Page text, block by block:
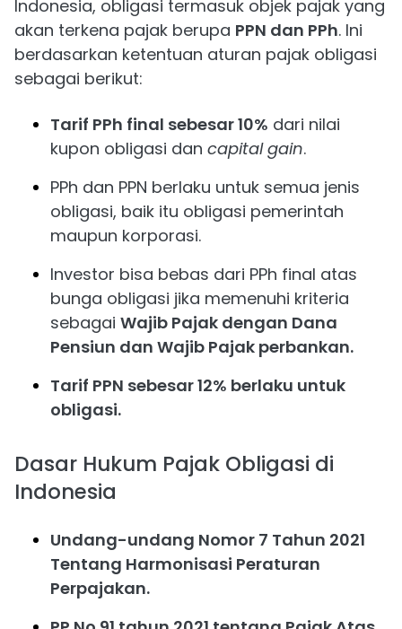
Indonesia, obligasi termasuk objek pajak yang
akan terkena pajak berupa PPN dan PPh. Ini
berdasarkan ketentuan aturan pajak obligasi
sebagai berikut:
Tarif PPh final sebesar 10% dari nilai
kupon obligasi dan capital gain.
PPh dan PPN berlaku untuk semua jenis
obligasi, baik itu obligasi pemerintah
maupun korporasi.
Investor bisa bebas dari PPh final atas
bunga obligasi jika memenuhi kriteria
sebagai Wajib Pajak dengan Dana
Pensiun dan Wajib Pajak perbankan.
Tarif PPN sebesar 12% berlaku untuk
obligasi.
Dasar Hukum Pajak Obligasi di
Indonesia
Undang-undang Nomor 7 Tahun 2021
Tentang Harmonisasi Peraturan
Perpajakan.